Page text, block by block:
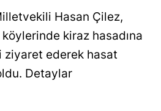
Hasan Çilez,
köylerinde kiraz hasadına
ederek hasat
Detaylar